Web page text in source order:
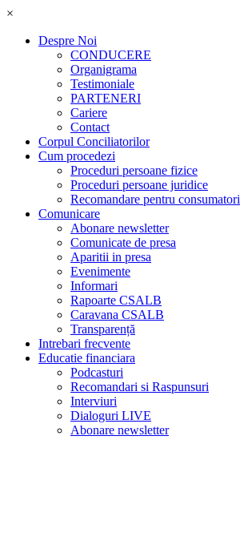
×
Despre Noi
CONDUCERE
Organigrama
Testimoniale
PARTENERI
Cariere
Contact
Corpul Conciliatorilor
Cum procedezi
Proceduri persoane fizice
Proceduri persoane juridice
Recomandare pentru consumatori
Comunicare
Abonare newsletter
Comunicate de presa
Aparitii in presa
Evenimente
Informari
Rapoarte CSALB
Caravana CSALB
Transparență
Intrebari frecvente
Educatie financiara
Podcasturi
Recomandari si Raspunsuri
Interviuri
Dialoguri LIVE
Abonare newsletter